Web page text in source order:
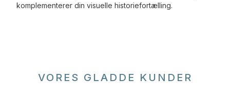
komplementerer din visuelle historiefortælling.
VORES GLADDE KUNDER